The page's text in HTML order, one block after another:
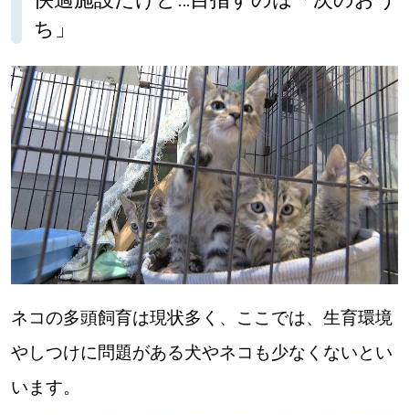
ち」
ネコの多頭飼育は現状多く、ここでは、生育環境
やしつけに問題がある犬やネコも少なくないとい
います。